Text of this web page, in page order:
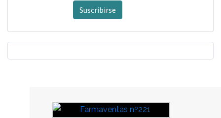
Suscribirse